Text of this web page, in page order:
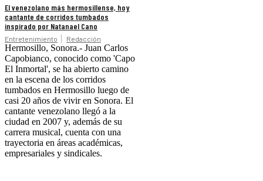
El venezolano más hermosillense, hoy
cantante de corridos tumbados
inspirado por Natanael Cano
Entretenimiento Redacción
Hermosillo, Sonora.- Juan Carlos
Capobianco, conocido como 'Capo
El Inmortal', se ha abierto camino
en la escena de los corridos
tumbados en Hermosillo luego de
casi 20 años de vivir en Sonora. El
cantante venezolano llegó a la
ciudad en 2007 y, además de su
carrera musical, cuenta con una
trayectoria en áreas académicas,
empresariales y sindicales.